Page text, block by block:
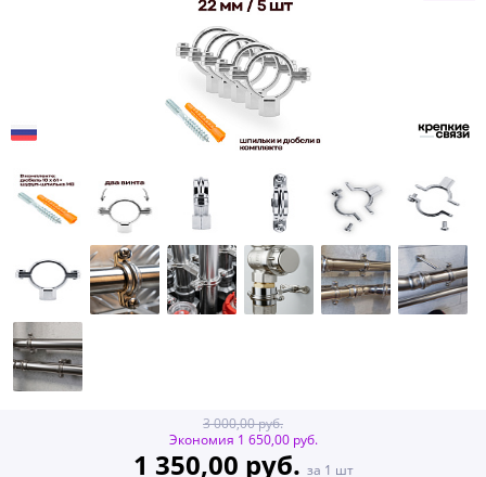
3 000,00 руб.
Экономия 1 650,00 руб.
1 350,00 руб. за 1 шт